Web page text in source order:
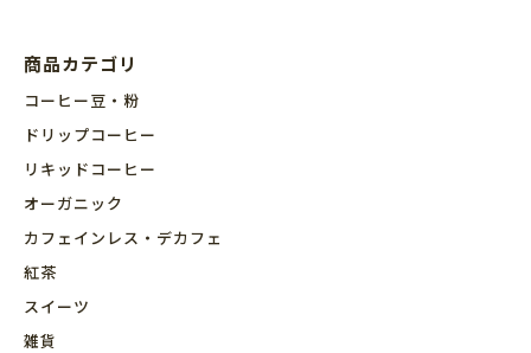
商品カテゴリ
コーヒー豆・粉
ドリップコーヒー
リキッドコーヒー
オーガニック
カフェインレス・デカフェ
紅茶
スイーツ
雑貨